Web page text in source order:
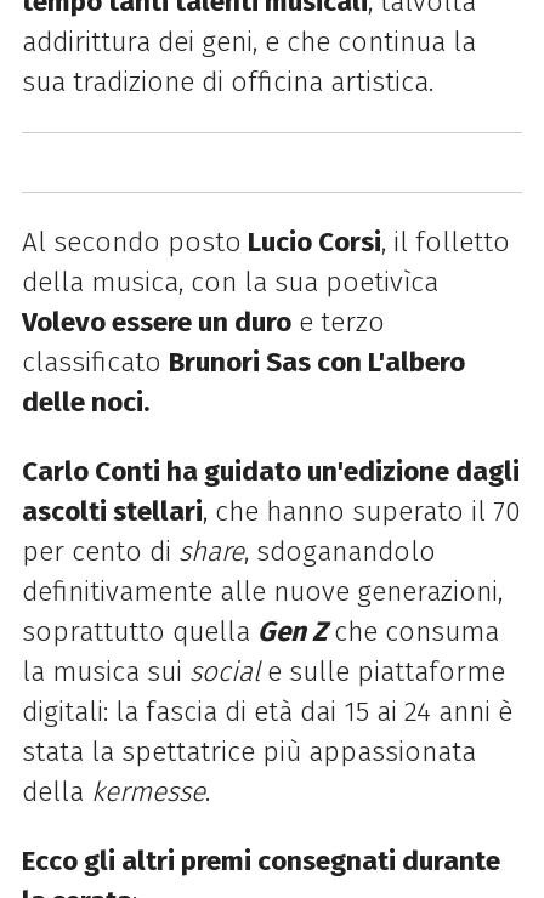
addirittura dei geni, e che continua la
sua tradizione di officina artistica.
Al secondo posto Lucio Corsi, il folletto
della musica, con la sua poetivìca
Volevo essere un duroe terzo
classificato Brunori Sas con L'albero
delle noci.
Carlo Conti ha guidato un'edizione dagli
ascolti stellari, che hanno superato il 70
per cento di share, sdoganandolo
definitivamente alle nuove generazioni,
soprattutto quella Gen Zche consuma
la musica sui sociale sulle piattaforme
digitali: la fascia di età dai 15 ai 24 anni è
stata la spettatrice più appassionata
della kermesse.
Ecco gli altri premi consegnati durante